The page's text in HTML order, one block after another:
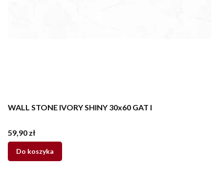
WALL STONE IVORY SHINY 30x60 GAT I
Cena
59,90 zł
Do koszyka